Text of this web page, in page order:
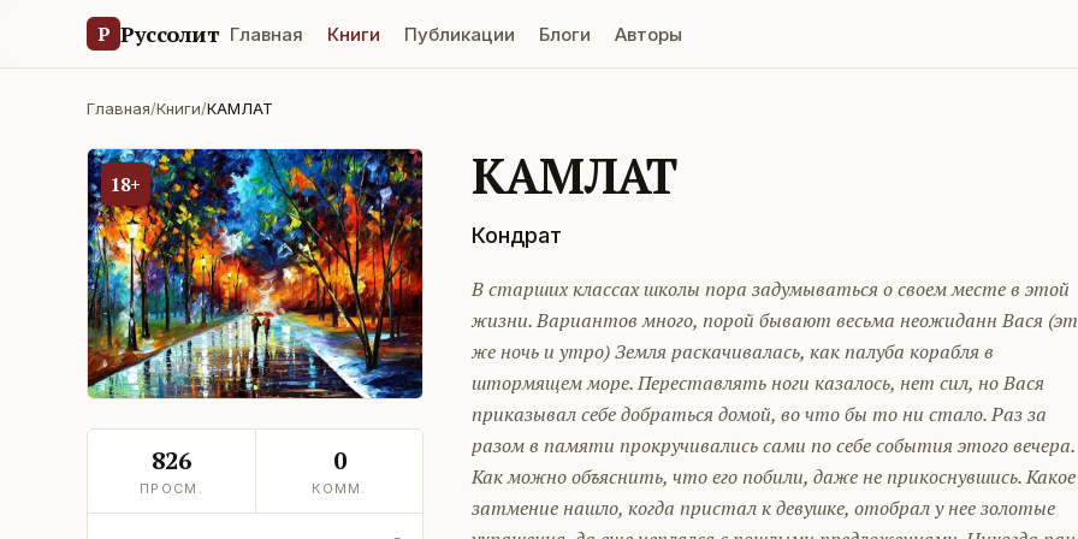
Р Руссолит Главная Книги Публикации Блоги Авторы
Главная/Книги/КАМЛАТ
18+
826
ПРОСМ.
0
КОММ.
КАМЛАТ
Кондрат
В старших классах школы пора задумываться о своем месте в этой
жизни. Вариантов много, порой бывают весьма неожиданн Вася
же ночь и утро) Земля раскачивалась, как палуба корабля в
штормящем море. Переставлять ноги казалось, нет сил, но Вася
приказывал себе добраться домой, во что бы то ни стало. Раз за
разом в памяти прокручивались сами по себе события этого вечера.
Как можно объяснить, что его побили, даже не прикоснувшись. Какое
затмение нашло, когда пристал к девушке, отобрал у нее золотые